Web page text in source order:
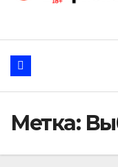
Метка: